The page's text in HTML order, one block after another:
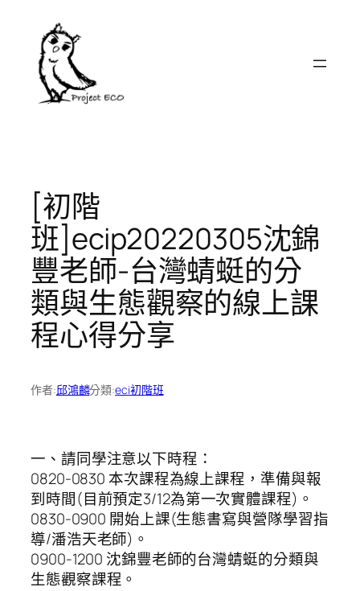
[初階
班]ecip20220305沈錦
豐老師-台灣蜻蜓的分
類與生態觀察的線上課
程心得分享
作者:邱鴻麟分類:eci初階班
一、請同學注意以下時程：
0820-0830 本次課程為線上課程，準備與報
到時間(目前預定3/12為第一次實體課程)。
0830-0900 開始上課(生態書寫與營隊學習指
導/潘浩天老師)。
0900-1200 沈錦豐老師的台灣蜻蜓的分類與
生態觀察課程。